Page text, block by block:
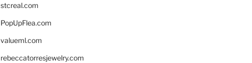
stcreal.com
PopUpFlea.com
valueml.com
rebeccatorresjewelry.com